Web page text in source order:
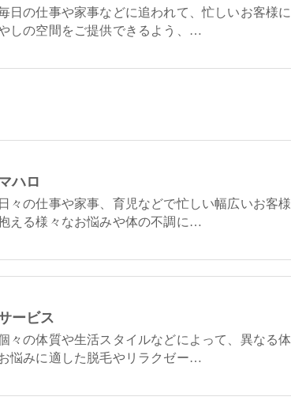
日の仕事や家事などに追われて、忙しいお客様
しの空間をご提供できるよう、…
ハロ
日々の仕事や家事、育児などで忙しい幅広いお客
える様々なお悩みや体の不調に…
ービス
々の体質や生活スタイルなどによって、異なる
悩みに適した脱毛やリラクゼー…